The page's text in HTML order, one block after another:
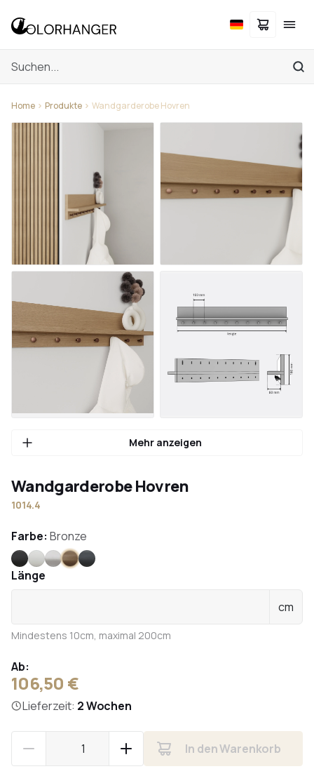
Home Produkte Wandgarderobe Hovren
Mehr anzeigen
Wandgarderobe Hovren
1014.4
Farbe: Bronze
Schwarz
WeißEdelstahl
BronzeAnthrazit
Länge
cm
Mindestens 10cm, maximal 200cm
Ab:
106,50 €
Lieferzeit: 2 Wochen
In den Warenkorb